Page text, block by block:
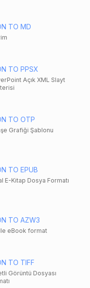
TO MD
TO PPSX
Açık XML Slayt
TO OTP
Grafiği Şablonu
TO EPUB
E-Kitap Dosya Formatı
TO AZW3
eBook format
TO TIFF
Görüntü Dosyası